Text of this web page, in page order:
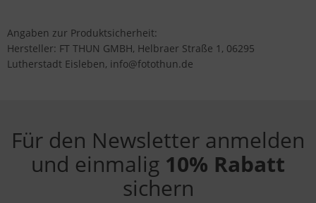
Angaben zur Produktsicherheit:
Hersteller: FT THUN GMBH, Helbraer Straße 1, 06295
Lutherstadt Eisleben, info@fotothun.de
Für den Newsletter anmelden
und einmalig 10% Rabatt
sichern